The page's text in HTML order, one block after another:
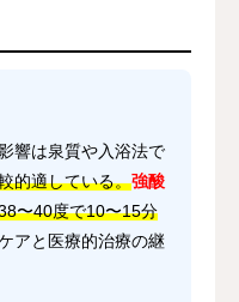
響は泉質や入浴法で
的適している。強酸
〜40度で10〜15分
アと医療的治療の継